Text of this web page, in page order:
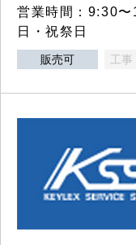
営業時間：9:30
日・祝祭日
販売可 工事